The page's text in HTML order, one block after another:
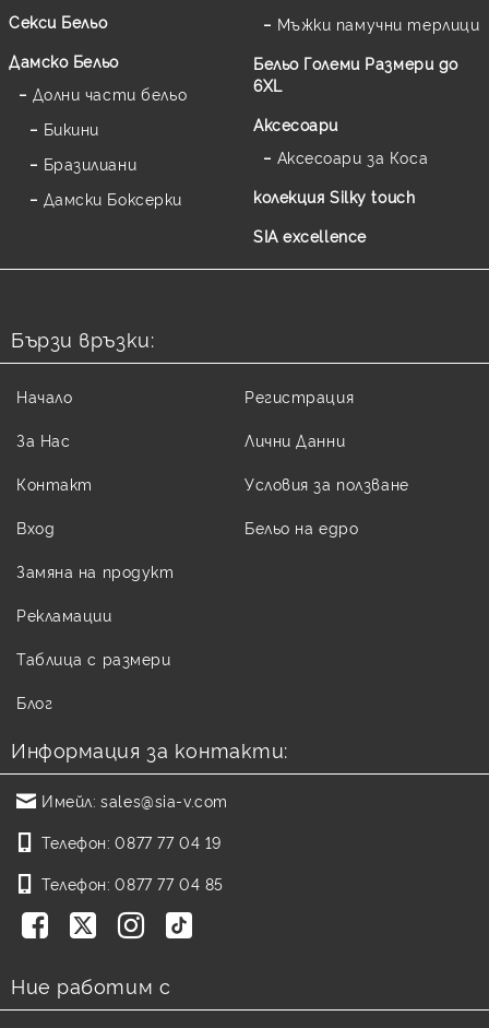
Секси Бельо
Дамско Бельо
Долни части бельо
Бикини
Бразилиани
Дамски Боксерки
Мъжки памучни терлици
Бельо Големи Размери до
6XL
Аксесоари
Аксесоари за Коса
колекция Silky touch
SIA excellence
Бързи връзки:
Начало
За Нас
Контакт
Вход
Регистрация
Лични Данни
Условия за ползване
Бельо на едро
Замяна на продукт
Рекламации
Таблица с размери
Блог
Информация за контакти:
Имейл: sales@sia-v.com
Телефон: 0877 77 04 19
Телефон: 0877 77 04 85
Ние работим с